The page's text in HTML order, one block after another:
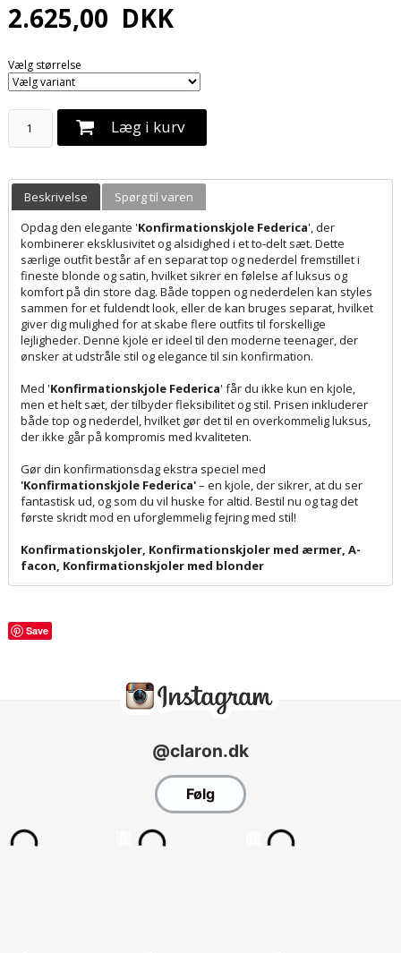
2.625,00 DKK
Vælg størrelse
Læg i kurv
Beskrivelse
Spørg til varen
Opdag den elegante 'Konfirmationskjole Federica', der
kombinerer eksklusivitet og alsidighed i et to-delt sæt. Dette
særlige outfit består af en separat top og nederdel fremstillet i
fineste blonde og satin, hvilket sikrer en følelse af luksus og
komfort på din store dag. Både toppen og nederdelen kan styles
sammen for et fuldendt look, eller de kan bruges separat, hvilket
giver dig mulighed for at skabe flere outfits til forskellige
lejligheder. Denne kjole er ideel til den moderne teenager, der
ønsker at udstråle stil og elegance til sin konfirmation.
Med 'Konfirmationskjole Federica' får du ikke kun en kjole,
men et helt sæt, der tilbyder fleksibilitet og stil. Prisen inkluderer
både top og nederdel, hvilket gør det til en overkommelig luksus,
der ikke går på kompromis med kvaliteten.
Gør din konfirmationsdag ekstra speciel med
'Konfirmationskjole Federica'– en kjole, der sikrer, at du ser
fantastisk ud, og som du vil huske for altid. Bestil nu og tag det
første skridt mod en uforglemmelig fejring med stil!
Konfirmationskjoler, Konfirmationskjoler med ærmer, A-
facon, Konfirmationskjoler med blonder
Save